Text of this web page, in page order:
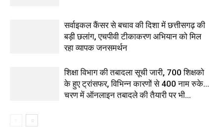
सर्वाइकल कैंसर से बचाव की दिशा में छत्तीसगढ़ की
बड़ी छलांग, एचपीवी टीकाकरण अभियान को मिल
रहा व्यापक जनसमर्थन
शिक्षा विभाग की तबादला सूची जारी, 700 शिक्षको
के हुए ट्रांसफर, विभिन्न कारणों से 400 नाम रुके…
चरण में ऑनलाइन तबादले की तैयारी पर भी...